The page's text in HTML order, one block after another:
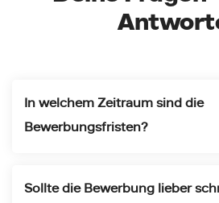
In welchem Zeitraum sind die
Bewerbungsfristen?
Sollte die Bewerbung lieber